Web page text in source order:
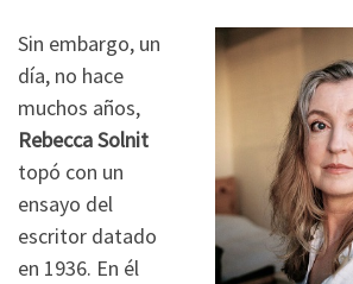
Sin embargo, un
día, no hace
muchos años,
Rebecca Solnit
topó con un
ensayo del
escritor datado
en 1936. En él